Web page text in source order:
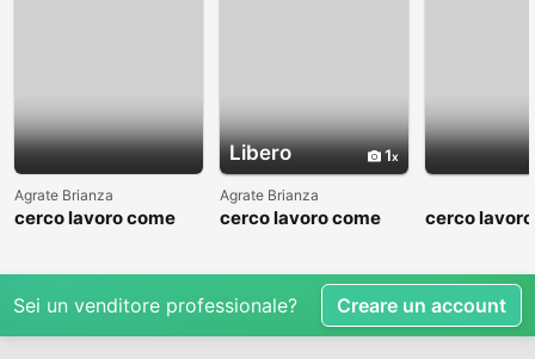
Agrate Brianza
cerco lavoro come
Libero 1
Agrate Brianza
cerco lavoro come
cerco
Sei un venditore professionale? Creare un account